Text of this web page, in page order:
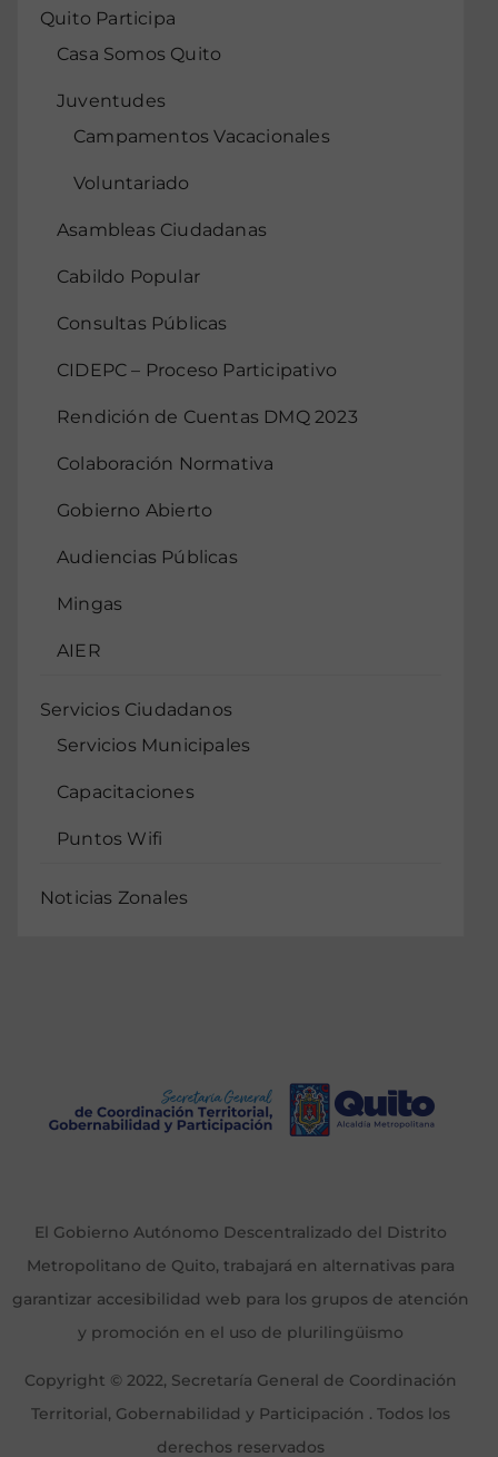
Quito Participa
Casa Somos Quito
Juventudes
Campamentos Vacacionales
Voluntariado
Asambleas Ciudadanas
Cabildo Popular
Consultas Públicas
CIDEPC – Proceso Participativo
Rendición de Cuentas DMQ 2023
Colaboración Normativa
Gobierno Abierto
Audiencias Públicas
Mingas
AIER
Servicios Ciudadanos
Servicios Municipales
Capacitaciones
Puntos Wifi
Noticias Zonales
El Gobierno Autónomo Descentralizado del Distrito
Metropolitano de Quito, trabajará en alternativas para
garantizar accesibilidad web para los grupos de atención
y promoción en el uso de plurilingüismo
Copyright © 2022, Secretaría General de Coordinación
Territorial, Gobernabilidad y Participación . Todos los
derechos reservados